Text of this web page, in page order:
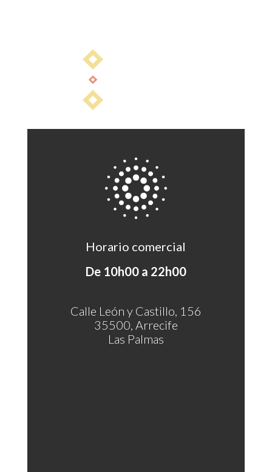
Horario comercial
De 10h00 a 22h00
Calle León y Castillo, 156
35500, Arrecife
Las Palmas